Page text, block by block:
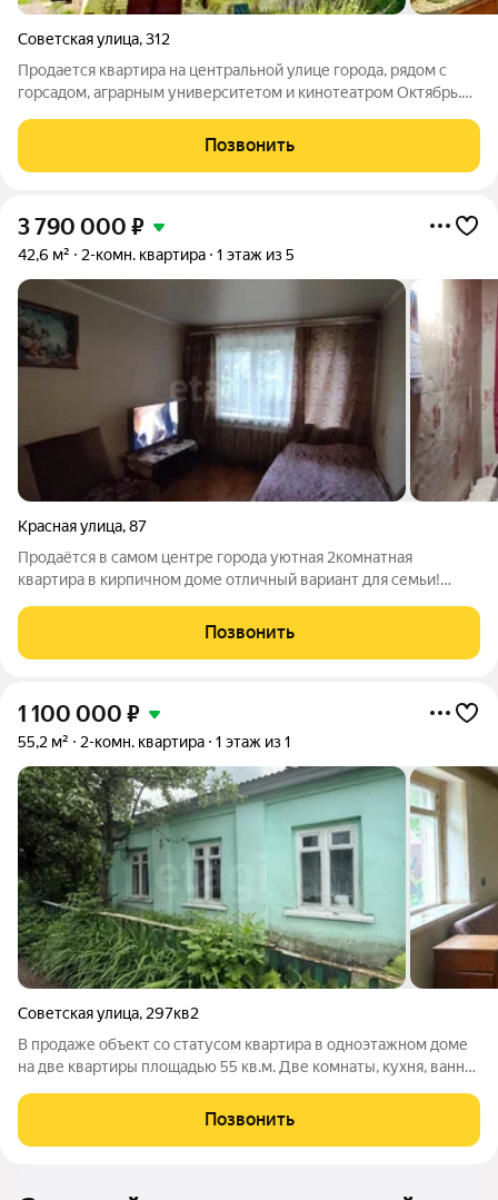
Советская улица,312
Продается квартира на центральной улице города, рядом с
горсадом, аграрным университетом и кинотеатром Октябрь.
данную квартиру и как жилое помещение, либо организацию
офиса. У дома своя
Позвонить
3 790 000 ₽
42,6 м² 2-комн. квартира 1 этаж из 5
Красная улица,87
Продаётся в самом центре города уютная 2комнатная
квартира в кирпичном доме отличный вариант для семьи!
теплоизоляция и экономия на коммунальных платежах.
Позвонить
1 100 000 ₽
55,2 м² 2-комн. квартира 1 этаж из 1
Советская улица, 297кв2
В продаже объект со статусом квартира в одноэтажном доме
на две квартиры площадью 55 кв.м. Две комнаты, кухня, ванна ,
желании завести. Требуется ремонт. Квартира находится в
центре города
Позвонить